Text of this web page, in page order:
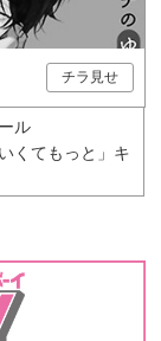
チラ見せ
ル
くてもっと」キ